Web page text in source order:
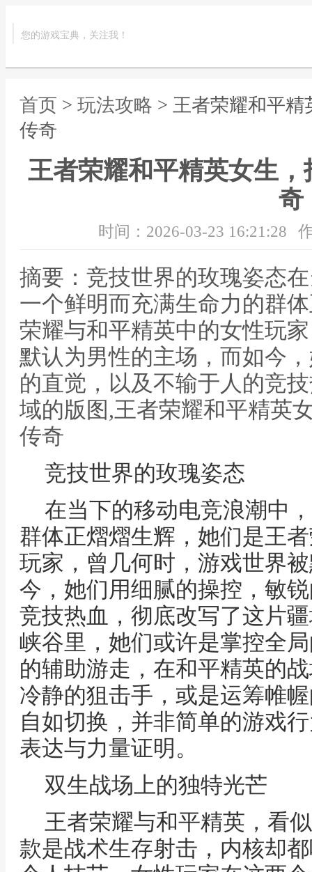
您的游戏宝典，关注我！
首页 > 玩法攻略 > 王者荣耀和平
传奇
王者荣耀和平精英女生
奇
时间：2026-03-23 16:21:28
摘要：竞技世界的玫瑰姿态
一个鲜明而充满生命力的群
荣耀与和平精英中的女性玩
默认为男性的主场，而如今
的直觉，以及不输于人的竞
域的版图,王者荣耀和平精英
传奇
竞技世界的玫瑰姿态
在当下的移动电竞浪潮中
群体正熠熠生辉，她们是王
玩家，曾几何时，游戏世界
今，她们用细腻的操控，敏
竞技热血，彻底改写了这片
峡谷里，她们或许是掌控全
的辅助游走，在和平精英的
冷静的狙击手，或是运筹帷
自如切换，并非简单的游戏
表达与力量证明。
双生战场上的独特光芒
王者荣耀与和平精英，看
款是战术生存射击，内核却